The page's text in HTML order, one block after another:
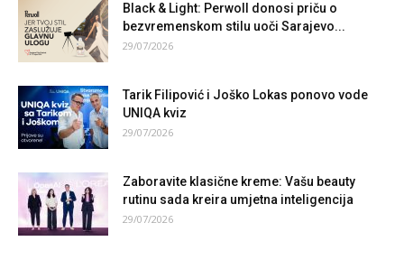
Black & Light: Perwoll donosi priču o
bezvremenskom stilu uoči Sarajevo...
29/07/2026
Tarik Filipović i Joško Lokas ponovo vode
UNIQA kviz
29/07/2026
Zaboravite klasične kreme: Vašu beauty
rutinu sada kreira umjetna inteligencija
29/07/2026